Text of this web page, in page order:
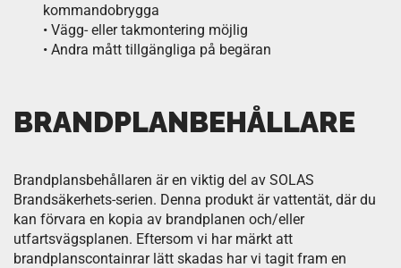
kommandobrygga
• Vägg- eller takmontering möjlig
• Andra mått tillgängliga på begäran
BRANDPLANBEHÅLLARE
Brandplansbehållaren är en viktig del av SOLAS
Brandsäkerhets-serien. Denna produkt är vattentät, där du
kan förvara en kopia av brandplanen och/eller
utfartsvägsplanen. Eftersom vi har märkt att
brandplanscontainrar lätt skadas har vi tagit fram en